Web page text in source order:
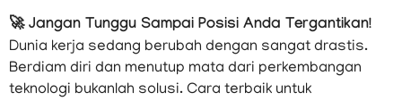
🚀 Jangan Tunggu Sampai Posisi Anda Tergantikan!
Dunia kerja sedang berubah dengan sangat drastis.
Berdiam diri dan menutup mata dari perkembangan
teknologi bukanlah solusi. Cara terbaik untuk